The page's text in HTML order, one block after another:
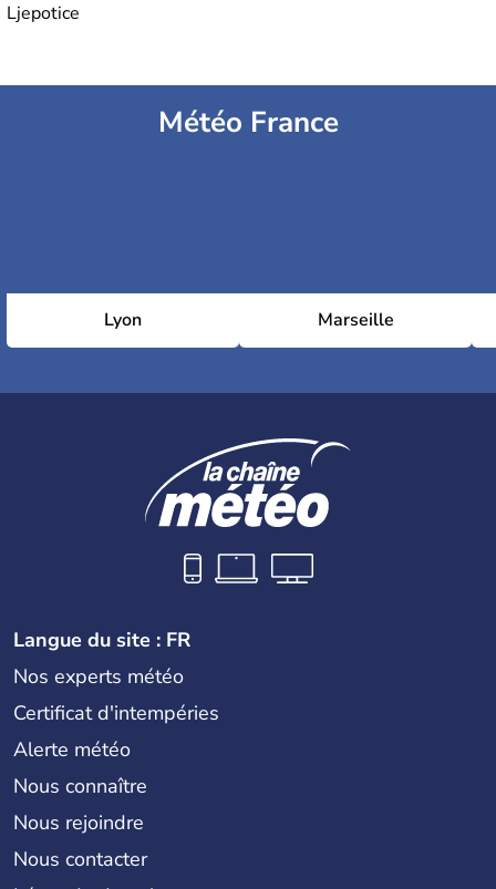
Ljepotice
Météo France
Lyon Marseille
Langue du site : FR
Nos experts météo
Certificat d'intempéries
Alerte météo
Nous connaître
Nous rejoindre
Nous contacter